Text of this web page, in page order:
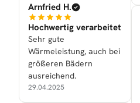
Arnfried H.
Hochwertig verarbeitet
Sehr gute
Wärmeleistung, auch bei
größeren Bädern
ausreichend.
29.04.2025